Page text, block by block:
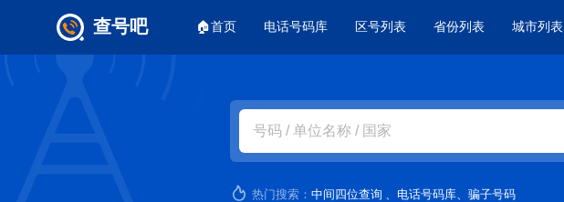
查号吧 🏠首页 电话号码库 区号列表 省份列表 城市列表
热门搜索： 中间四位查询 、 电话号码库、 骗子号码